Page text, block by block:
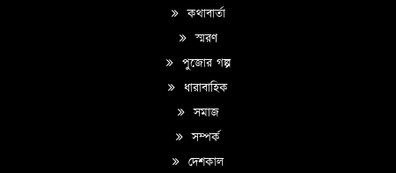
কথাবার্তা
স্মরণ
পুজোর গল্প
ধারাবাহিক
সমাজ
সম্পর্ক
দেশকাল